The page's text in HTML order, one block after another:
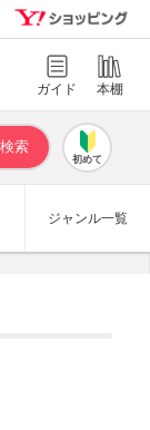
ガイド 本棚
初めて
ジャンル一覧